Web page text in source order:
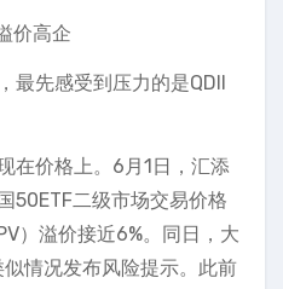
价高企
最先感受到压力的是QDII
在价格上。6月1日，汇添
50ETF二级市场交易价格
）溢价接近6%。同日，大
情况发布风险提示。此前